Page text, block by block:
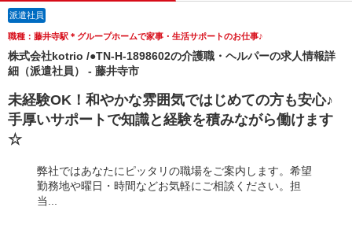
派遣社員
職種：藤井寺駅＊グループホームで家事・生活サポートのお仕事♪
株式会社kotrio /●TN-H-1898602の介護職・ヘルパーの求人情報詳
細（派遣社員） - 藤井寺市
未経験OK！和やかな雰囲気ではじめての方も安心♪
手厚いサポートで知識と経験を積みながら働けます
☆
弊社ではあなたにピッタリの職場をご案内します。希望
勤務地や曜日・時間などお気軽にご相談ください。担
当...